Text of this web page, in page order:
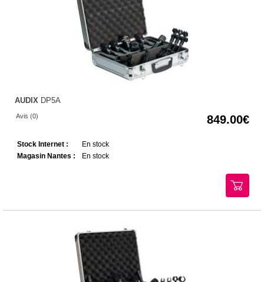
AUDIX DP5A
Avis (0) 849.00
Stock Internet :
En stock
Magasin Nantes :
En stock